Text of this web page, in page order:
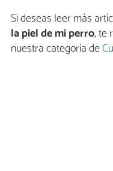
Si deseas leer más
la piel de mi perro, te
nuestra categoría de